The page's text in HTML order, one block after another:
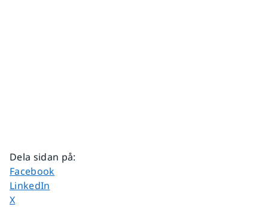
Dela sidan på:
Dela sidan på
Facebook
Dela sidan på
LinkedIn
Dela sidan på
X